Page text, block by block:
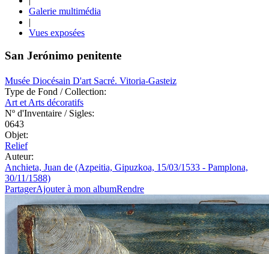
Galerie multimédia
|
Vues exposées
San Jerónimo penitente
Musée Diocésain D'art Sacré. Vitoria-Gasteiz
Type de Fond / Collection:
Art et Arts décoratifs
Nº d'Inventaire / Sigles:
0643
Objet:
Relief
Auteur:
Anchieta, Juan de (Azpeitia, Gipuzkoa, 15/03/1533 - Pamplona,
30/11/1588)
PartagerAjouter à mon albumRendre